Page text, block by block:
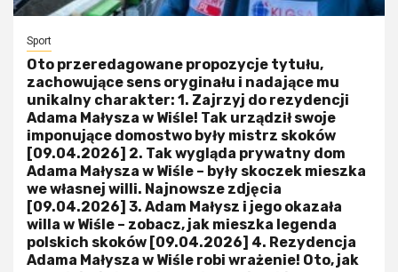
Sport
Oto przeredagowane propozycje tytułu,
zachowujące sens oryginału i nadające mu
unikalny charakter: 1. Zajrzyj do rezydencji
Adama Małysza w Wiśle! Tak urządził swoje
imponujące domostwo były mistrz skoków
[09.04.2026] 2. Tak wygląda prywatny dom
Adama Małysza w Wiśle – były skoczek mieszka
we własnej willi. Najnowsze zdjęcia
[09.04.2026] 3. Adam Małysz i jego okazała
willa w Wiśle – zobacz, jak mieszka legenda
polskich skoków [09.04.2026] 4. Rezydencja
Adama Małysza w Wiśle robi wrażenie! Oto, jak